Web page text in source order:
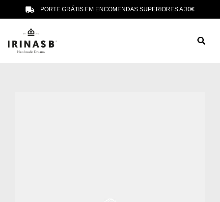
PORTE GRÁTIS EM ENCOMENDAS SUPERIORES A 30€